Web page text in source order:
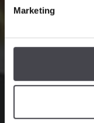
Marketing